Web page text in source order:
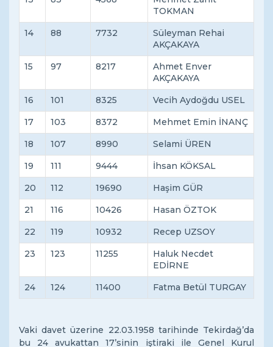
TOKMAN
14
88 7732
Süleyman Rehai
AKÇAKAYA
15
97 8217
Ahmet Enver
AKÇAKAYA
16
101 8325
Vecih Aydoğdu USEL
17
103 8372
Mehmet Emin İNANÇ
18
107 8990
Selami ÜREN
19
111 9444
İhsan KÖKSAL
20
112 19690
Haşim GÜR
21
116 10426
Hasan ÖZTOK
22
119 10932
Recep UZSOY
23
123 11255
Haluk Necdet
EDİRNE
24
124 11400 Fatma Betül TURGAY
Vaki davet üzerine 22.03.1958 tarihinde Tekirdağ’da
bu 24 avukattan 17’sinin iştiraki ile Genel Kurul